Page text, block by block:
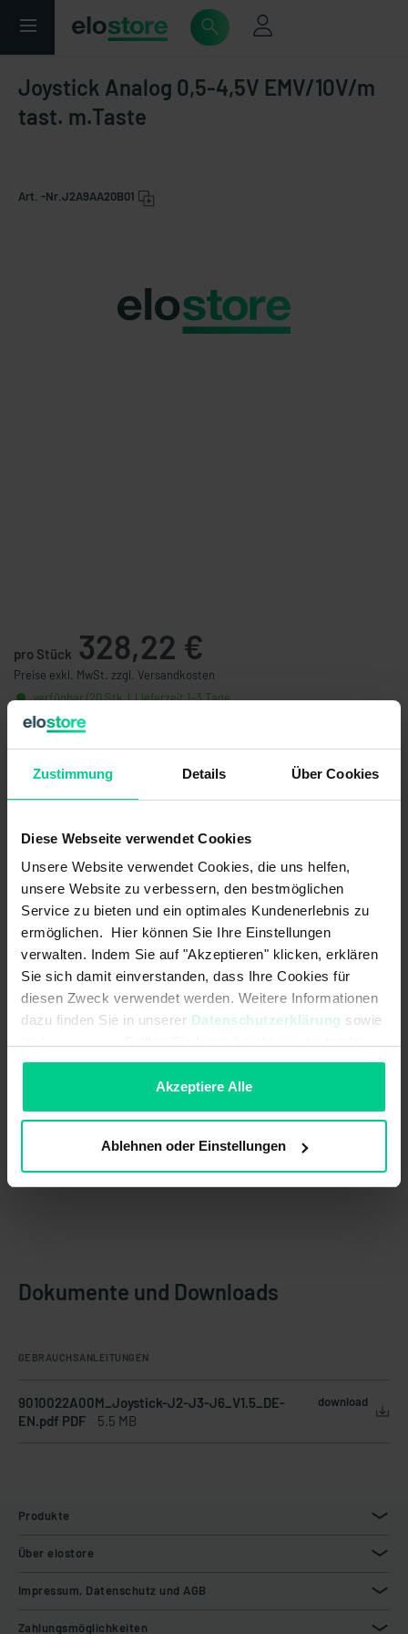
Zustimmung Details Über Cookies
Diese Webseite verwendet Cookies
Unsere Website verwendet Cookies, die uns helfen,
unsere Website zu verbessern, den bestmöglichen
Service zu bieten und ein optimales Kundenerlebnis zu
ermöglichen. Hier können Sie Ihre Einstellungen
verwalten. Indem Sie auf "Akzeptieren" klicken, erklären
Sie sich damit einverstanden, dass Ihre Cookies für
diesen Zweck verwendet werden. Weitere Informationen
dazu finden Sie in unserer Datenschutzerklärung sowie
sein, können Sie die Verwendung von Cookies hier
Akzeptiere Alle
Ablehnen oder Einstellungen
Joystick Analog 0,5-4,5V EMV/10V/m
tast. m.Taste
Art. -Nr. J2A9AA20B01
pro Stück 328,22 €
Preise exkl. MwSt. zzgl. Versandkosten
verfügbar (20 Stk.), Lieferzeit 1-3 Tage
Stückzahl Preis
ab 6 Stk. 311,81 €
ab 12 Stk.
288,42 €
- 12 %
ab 96 Stk.
210,26 € - 36 %
In den Warenkorb
Angebot erstellen
Ursprungsland Deutschland
0.32 kg
Dokumente und Downloads
GEBRAUCHSANLEITUNGEN
9010022A00M_Joystick-J2-J3-J6_V1.5_DE-
EN.pdf PDF
5.5 MB
download
Produkte
Über elostore
Impressum, Datenschutz und AGB
Zahlungsmöglichkeiten